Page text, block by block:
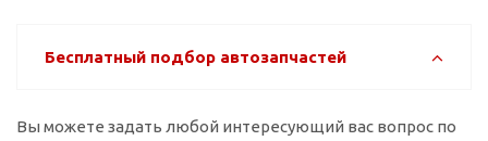
Бесплатный подбор автозапчастей
Вы можете задать любой интересующий вас вопрос по